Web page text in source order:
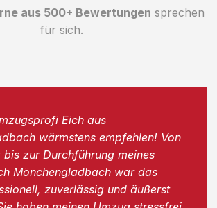
aus 500+ Bewertungen sprechen
für sich.
Eich aus
wärmstens empfehlen! Von
bis zur Durchführung meines
Mönchengladbach war das
zuverlässig und äußerst